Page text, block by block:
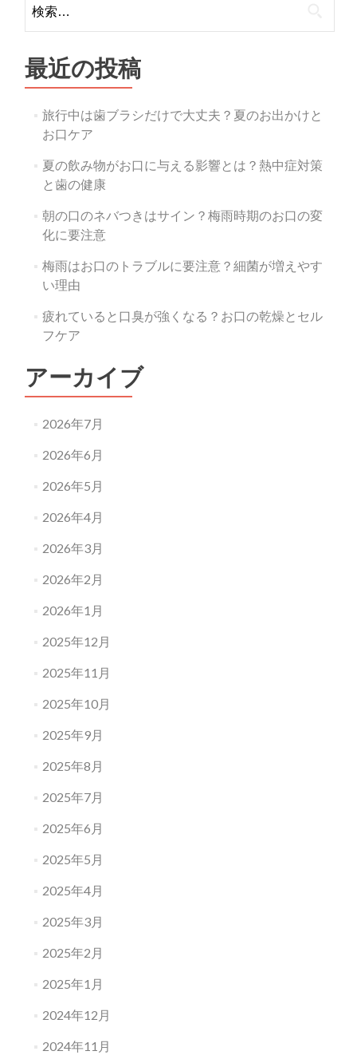
索:
最近の投稿
旅行中は歯ブラシだけで大丈夫？夏のお出かけと
お口ケア
夏の飲み物がお口に与える影響とは？熱中症対策
と歯の健康
朝の口のネバつきはサイン？梅雨時期のお口の変
化に要注意
梅雨はお口のトラブルに要注意？細菌が増えやす
い理由
疲れていると口臭が強くなる？お口の乾燥とセル
フケア
アーカイブ
2026年7月
2026年6月
2026年5月
2026年4月
2026年3月
2026年2月
2026年1月
2025年12月
2025年11月
2025年10月
2025年9月
2025年8月
2025年7月
2025年6月
2025年5月
2025年4月
2025年3月
2025年2月
2025年1月
2024年12月
2024年11月